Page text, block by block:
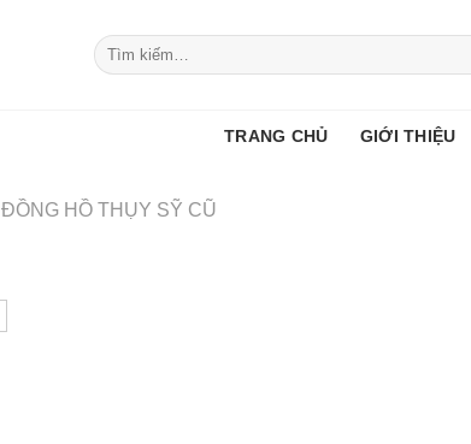
Tìm
kiếm:
TRANG CHỦ GIỚI THIỆU
ĐỒNG HỒ THỤY SỸ CŨ